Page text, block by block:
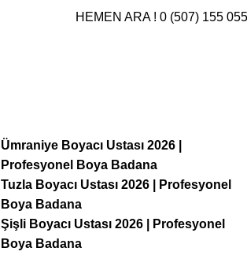
HEMEN ARA ! 0 (507) 155
Ümraniye Boyacı Ustası 2026 |
Profesyonel Boya Badana
Tuzla Boyacı Ustası 2026 | Profesyonel
Boya Badana
Şişli Boyacı Ustası 2026 | Profesyonel
Boya Badana